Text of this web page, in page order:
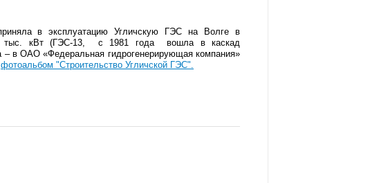
в эксплуатацию Угличскую ГЭС на Волге в
тыс. кВт (ГЭС-13, с 1981 года вошла в каскад
– в ОАО «Федеральная гидрогенерирующая компания»
фотоальбом "Строительство Угличской ГЭС".